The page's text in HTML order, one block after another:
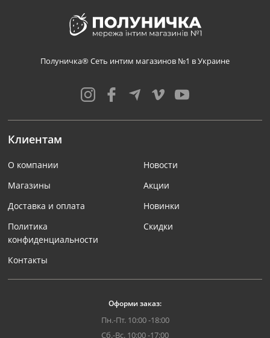
Полуничка® Сеть интим магазинов №1 в Украине
Клиентам
О компании
Магазины
Доставка и оплата
Политика
конфиденциальности
Контакты
Новости
Акции
Новинки
Скидки
Оформи заказ:
Пн.-Пт. 10:00 -18:00
Сб.-Вс. 10:00 -17:00